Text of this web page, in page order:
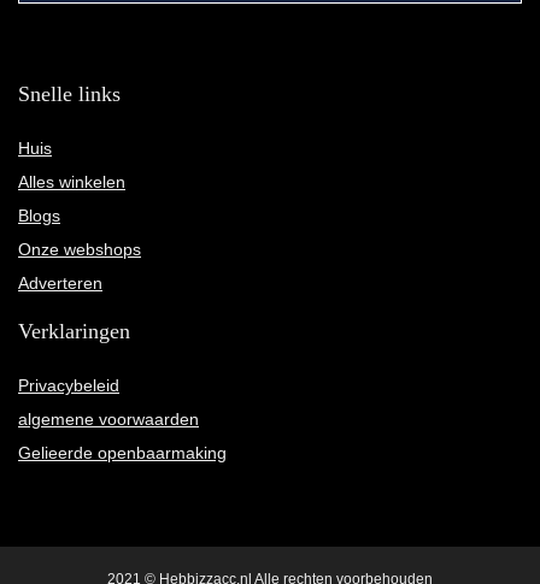
Snelle links
Huis
Alles winkelen
Blogs
Onze webshops
Adverteren
Verklaringen
Privacybeleid
algemene voorwaarden
Gelieerde openbaarmaking
2021 © Hebbizzacc.nl Alle rechten voorbehouden